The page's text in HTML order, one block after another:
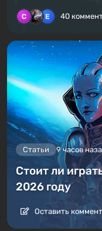
40
Статьи 9 часов
Стоит ли
2026 году
Оставить